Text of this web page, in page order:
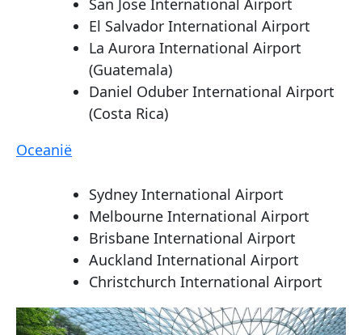
El Salvador International Airport
La Aurora International Airport
(Guatemala)
Daniel Oduber International Airport
(Costa Rica)
Oceanië
Sydney International Airport
Melbourne International Airport
Brisbane International Airport
Auckland International Airport
Christchurch International Airport